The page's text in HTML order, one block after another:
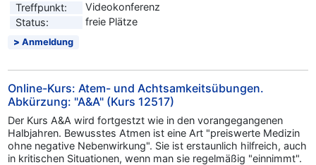
Treffpunkt:
Videokonferenz
Status:
freie Plätze
Anmeldung
Online-Kurs: Atem- und Achtsamkeitsübungen.
Abkürzung: "A&A" (Kurs 12517)
Der Kurs A&A wird fortgestzt wie in den vorangegangenen
Halbjahren. Bewusstes Atmen ist eine Art "preiswerte Medizin
ohne negative Nebenwirkung". Sie ist erstaunlich hilfreich, auch
in kritischen Situationen, wenn man sie regelmäßig "einnimmt".